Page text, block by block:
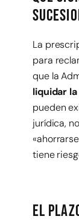
La
para
que la
liquidar
pueden
jurídica,
tiene
El